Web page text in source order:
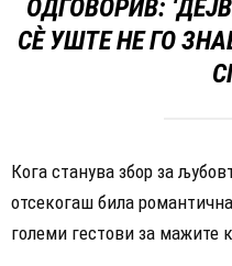
ОДГОВОРИВ:
СÈ УШТЕ НЕ ГО
Кога станува збор за
отсекогаш била
големи гестови за мажите